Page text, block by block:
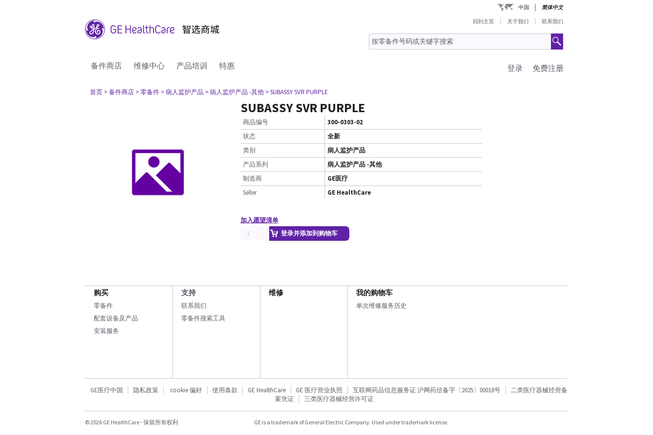
中国 简体中文
回到主页 关于我们 联系我们
备件商店 维修中心 产品培训 特惠 免费注册
登录
首页 > 备件商店 > 零备件 > 病人监护产品 > 病人监护产品 -其他 > SUBASSY SVR PURPLE
SUBASSY SVR PURPLE
商品编号
300-0303-02
状态
全新
类别
病人监护产品
产品系列
病人监护产品 -其他
制造商
GE医疗
Seller
GE HealthCare
加入愿望清单
登录并添加到购物车
购买
零备件
配套设备及产品
安装服务
支持
联系我们
零备件搜索工具
维修 我的购物车
单次维修服务历史
GE医疗中国 隐私政策 cookie 偏好 使用条款 GE HealthCare GE 医疗营业执照 互联网药品信息服务证 沪网药信备字〔2025〕00018号
二类医疗器械经营备
案凭证
三类医疗器械经营许可证
© 2026 GE HealthCare - 保留所有权利 GE is a trademark of General Electric Company. Used under trademark license.